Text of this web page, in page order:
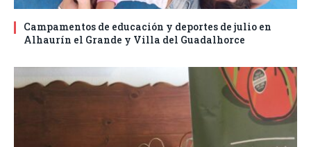
Campamentos de educación y deportes de julio en
Alhaurín el Grande y Villa del Guadalhorce